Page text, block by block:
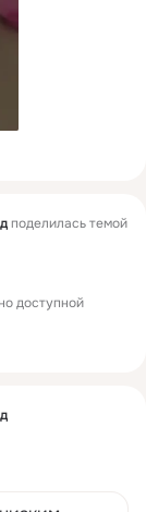
поделилась темой
доступной